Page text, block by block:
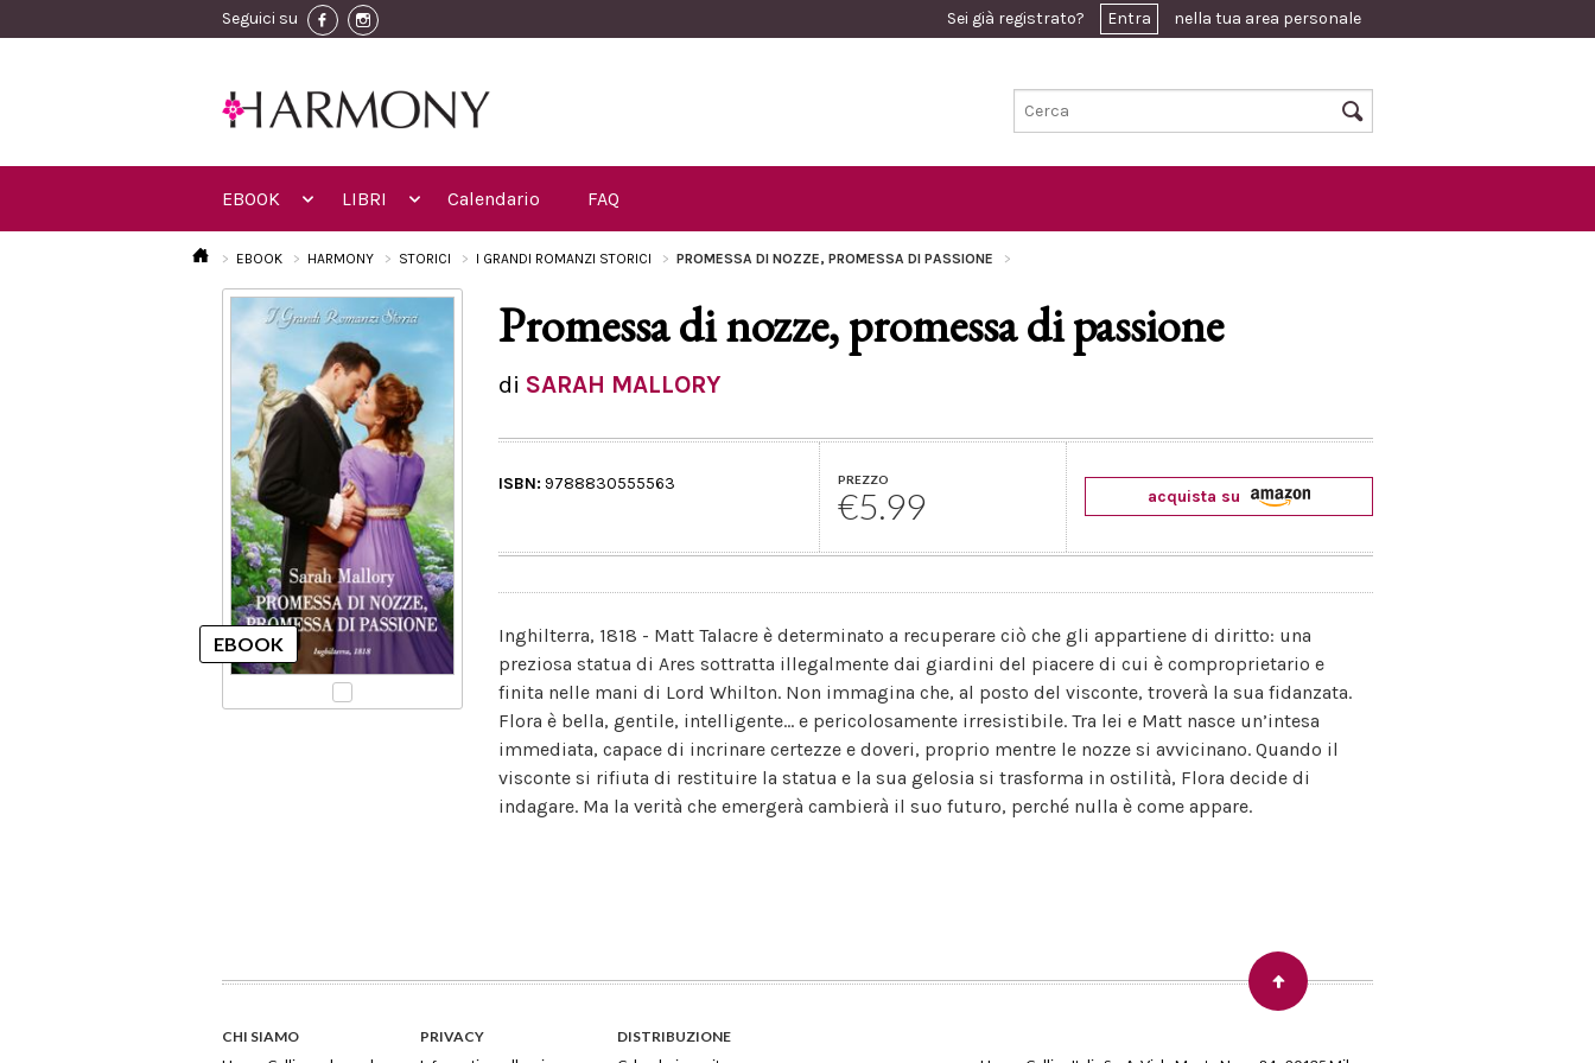
Seguici su Sei già registrato? Entra nella tua area personale
EBOOK LIBRI Calendario FAQ
EBOOK HARMONY STORICI I GRANDI ROMANZI STORICI PROMESSA DI NOZZE, PROMESSA DI PASSIONE
Promessa di nozze, promessa di passione
di SARAH MALLORY
ISBN: 9788830555563 PREZZO
€5.99 acquista su
Inghilterra, 1818 - Matt Talacre è determinato a recuperare ciò che gli appartiene di diritto: una
preziosa statua di Ares sottratta illegalmente dai giardini del piacere di cui è comproprietario e
finita nelle mani di Lord Whilton. Non immagina che, al posto del visconte, troverà la sua fidanzata.
Flora è bella, gentile, intelligente... e pericolosamente irresistibile. Tra lei e Matt nasce un’intesa
immediata, capace di incrinare certezze e doveri, proprio mentre le nozze si avvicinano. Quando il
visconte si rifiuta di restituire la statua e la sua gelosia si trasforma in ostilità, Flora decide di
indagare. Ma la verità che emergerà cambierà il suo futuro, perché nulla è come appare.
CHI SIAMO
PRIVACY
DISTRIBUZIONE